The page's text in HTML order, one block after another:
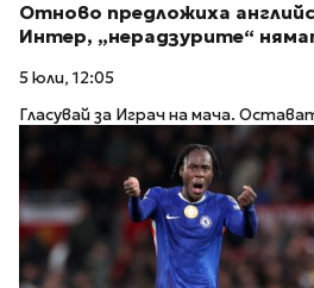
Отново предложиха
Интер, „нерадзурите“
5 юли, 12:05
Гласувай за Играч на мача.